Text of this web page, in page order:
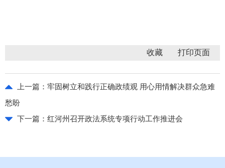
收藏
上一篇： 牢固树立和践行正确政绩观 用心用情解决群众急难
愁盼
下一篇： 红河州召开政法系统专项行动工作推进会